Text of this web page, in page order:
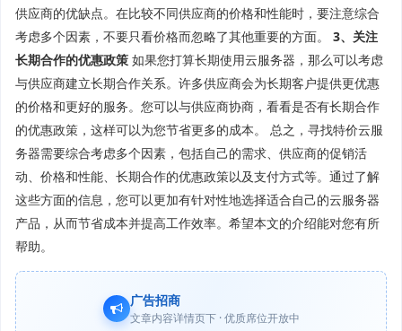
供应商的优缺点。在比较不同供应商的价格和性能时，要注意综合
考虑多个因素，不要只看价格而忽略了其他重要的方面。 3、关注
长期合作的优惠政策 如果您打算长期使用云服务器，那么可以考虑
与供应商建立长期合作关系。许多供应商会为长期客户提供更优惠
的价格和更好的服务。您可以与供应商协商，看看是否有长期合作
的优惠政策，这样可以为您节省更多的成本。 总之，寻找特价云服
务器需要综合考虑多个因素，包括自己的需求、供应商的促销活
动、价格和性能、长期合作的优惠政策以及支付方式等。通过了解
这些方面的信息，您可以更加有针对性地选择适合自己的云服务器
产品，从而节省成本并提高工作效率。希望本文的介绍能对您有所
帮助。
广告招商
文章内容详情页下 · 优质席位开放中